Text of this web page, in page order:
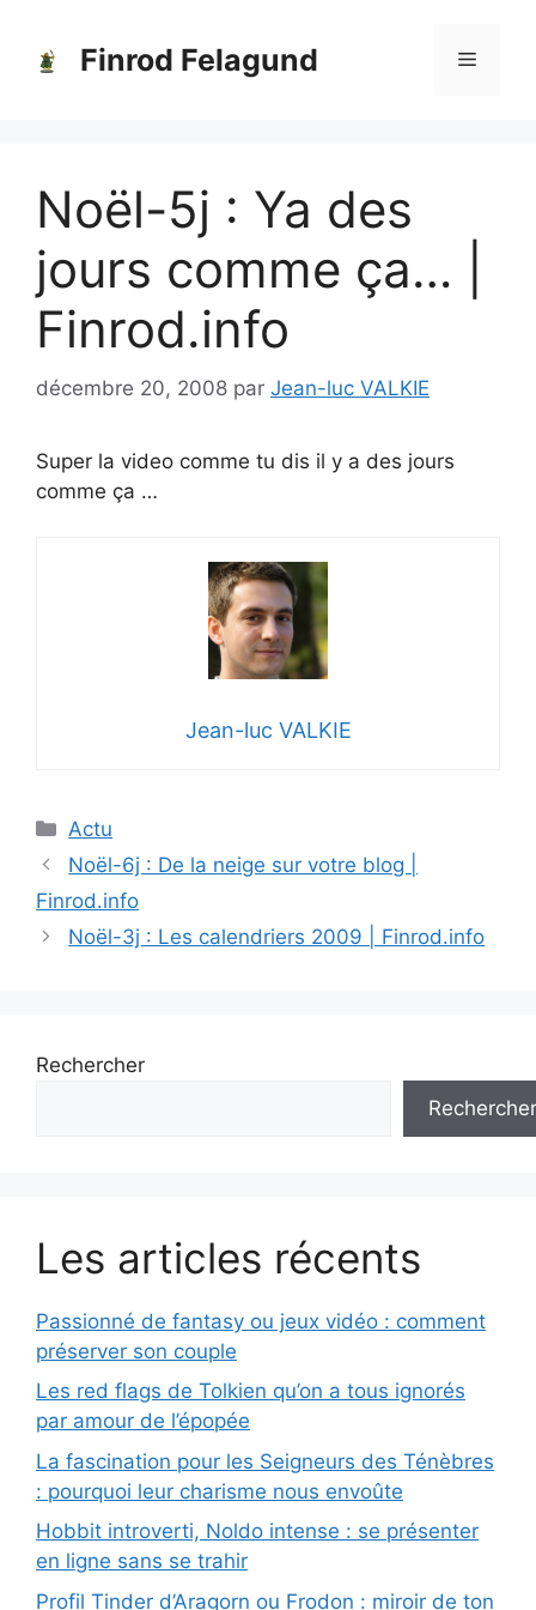
contenu
Finrod Felagund Menu
Noël-5j : Ya des
jours comme ça… |
Finrod.info
décembre 20, 2008 par Jean-luc VALKIE
Super la video comme tu dis il y a des jours
comme ça …
Jean-luc VALKIE
Catégories
Actu
Noël-6j : De la neige sur votre blog |
Finrod.info
Noël-3j : Les calendriers 2009 | Finrod.info
Rechercher
Rechercher
Les articles récents
Passionné de fantasy ou jeux vidéo : comment
préserver son couple
Les red flags de Tolkien qu’on a tous ignorés
par amour de l’épopée
La fascination pour les Seigneurs des Ténèbres
: pourquoi leur charisme nous envoûte
Hobbit introverti, Noldo intense : se présenter
en ligne sans se trahir
Profil Tinder d’Aragorn ou Frodon : miroir de ton